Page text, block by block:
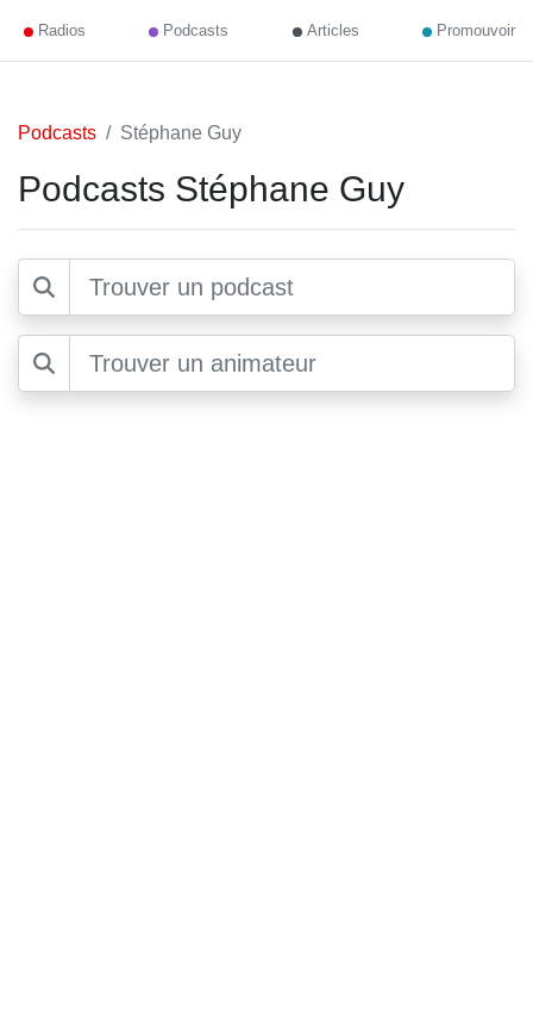
Radios Podcasts Articles Promouvoir
Podcasts Stéphane Guy
Podcasts Stéphane Guy